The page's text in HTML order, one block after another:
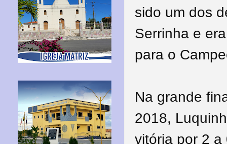
sido um dos
Serrinha e
para o
Na grande
2018,
vitória por 2 a